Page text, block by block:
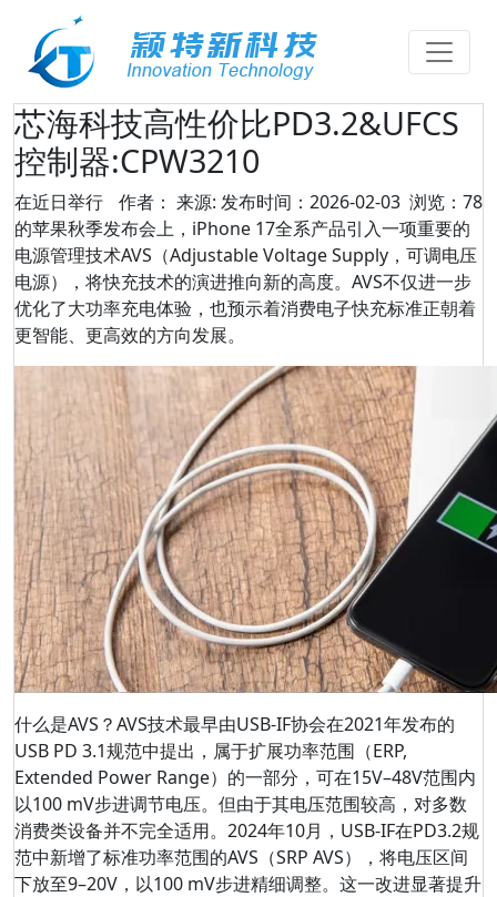
芯海科技高性价比PD3.2&UFCS
控制器:CPW3210
作者： 来源: 发布时间：2026-02-03 浏览：78
在近日举行
的苹果秋季发布会上，iPhone 17全系产品引入一项重要的
电源管理技术AVS（Adjustable Voltage Supply，可调电压
电源），将快充技术的演进推向新的高度。AVS不仅进一步
优化了大功率充电体验，也预示着消费电子快充标准正朝着
更智能、更高效的方向发展。
什么是AVS？AVS技术最早由USB-IF协会在2021年发布的
USB PD 3.1规范中提出，属于扩展功率范围（ERP,
Extended Power Range）的一部分，可在15V–48V范围内
以100 mV步进调节电压。但由于其电压范围较高，对多数
消费类设备并不完全适用。2024年10月，USB-IF在PD3.2规
范中新增了标准功率范围的AVS（SRP AVS），将电压区间
下放至9–20V，以100 mV步进精细调整。这一改进显著提升